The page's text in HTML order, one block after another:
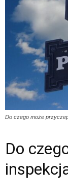
Do czego może
Do